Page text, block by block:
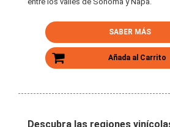
SABER MÁS
Añada al Carrito
Descubra las regiones